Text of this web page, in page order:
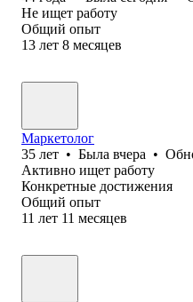
Не ищет работу
Общий опыт
13 лет 8 месяцев
Маркетолог
35 лет • Была вчера •
Активно ищет работу
Конкретные достижения
Общий опыт
11 лет 11 месяцев